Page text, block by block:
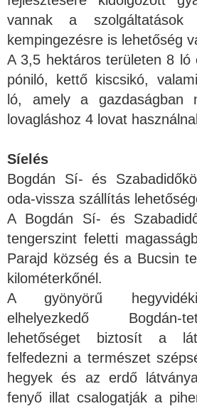
vannak a szolgáltatások
kempingezésre is lehetőség
A 3,5 hektáros területen 8 ló
póniló, kettő kiscsikó,
ló, amely a gazdaságban
lovagláshoz 4 lovat
Síelés
Bogdán Sí- és
oda-vissza szállítás
A Bogdán Sí- és
tengerszint feletti
Parajd község és a Bucsin
kilométerkőnél.
A gyönyörű
elhelyezkedő Bogdán-
lehetőséget biztosít a
felfedezni a természet
hegyek és az erdő
fenyő illat csalogatják a